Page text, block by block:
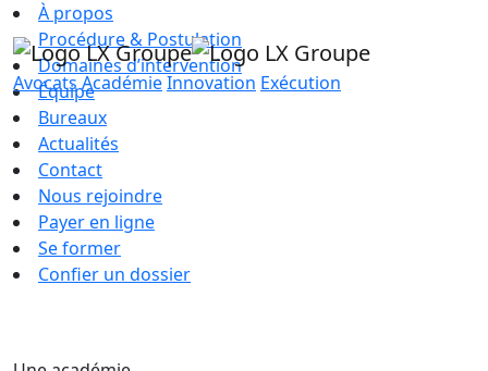
AvocatsAcadémieInnovation Exécution
À propos
Procédure & Postulation
Domaines d’intervention
Équipe
Bureaux
Actualités
Contact
Nous rejoindre
Payer en ligne
Se former
Confier un dossier